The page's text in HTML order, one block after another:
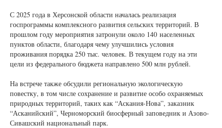
С 2025 года в Херсонской области началась реализация
госпрограммы комплексного развития сельских территорий. В
прошлом году мероприятия затронули около 140 населенных
пунктов области, благодаря чему улучшились условия
проживания порядка 250 тыс. человек. В текущем году на эти
цели из федерального бюджета направлено 500 млн рублей.
На встрече также обсудили региональную экологическую
повестку, в том числе сохранение и развитие особо охраняемых
природных территорий, таких как “Аскания-Нова”, заказник
“Асканийский”, Черноморский биосферный заповедник и Азово-
Сивашский национальный парк.